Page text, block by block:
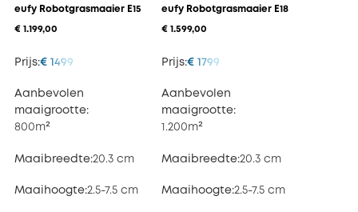
eufy Robotgrasmaaier E15
€ 1.199,00
Prijs:€ 1499
Aanbevolen
maaigrootte:
800m²
Maaibreedte:20.3 cm
Maaihoogte:2.5-7.5 cm
eufy Robotgrasmaaier E18
€ 1.599,00
Prijs:€ 1799
Aanbevolen
maaigrootte:
1.200m²
Maaibreedte:20.3 cm
Maaihoogte:2.5-7.5 cm